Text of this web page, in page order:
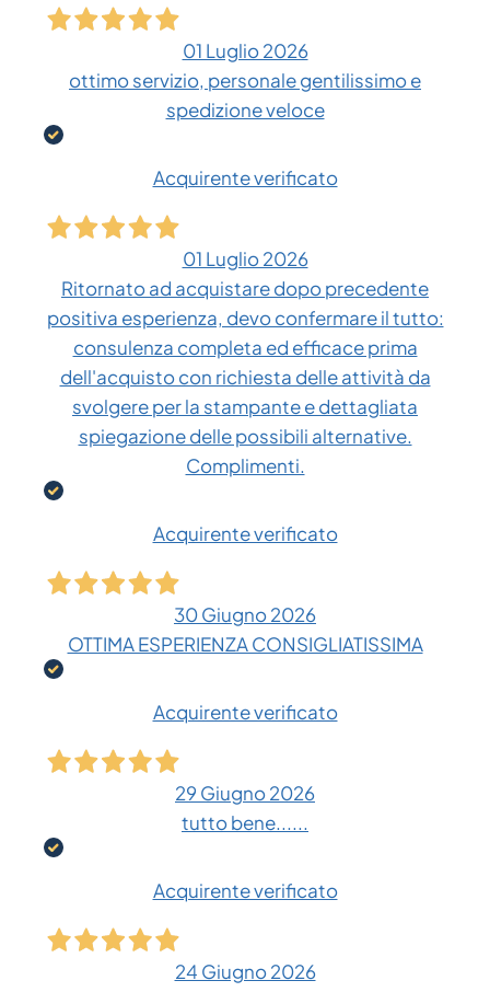
01 Luglio 2026
ottimo servizio, personale gentilissimo e
spedizione veloce
Acquirente verificato
01 Luglio 2026
Ritornato ad acquistare dopo precedente
positiva esperienza, devo confermare il tutto:
consulenza completa ed efficace prima
dell'acquisto con richiesta delle attività da
svolgere per la stampante e dettagliata
spiegazione delle possibili alternative.
Complimenti.
Acquirente verificato
30 Giugno 2026
OTTIMA ESPERIENZA CONSIGLIATISSIMA
Acquirente verificato
29 Giugno 2026
tutto bene......
Acquirente verificato
24 Giugno 2026